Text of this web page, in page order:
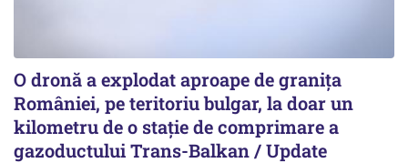
O dronă a explodat aproape de granița
României, pe teritoriu bulgar, la doar un
kilometru de o stație de comprimare a
gazoductului Trans-Balkan / Update